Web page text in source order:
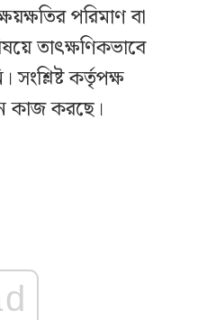
পরিমাণ বা
তাৎক্ষণিকভাবে
সংশ্লিষ্ট কর্তৃপক্ষ
কাজ করছে।